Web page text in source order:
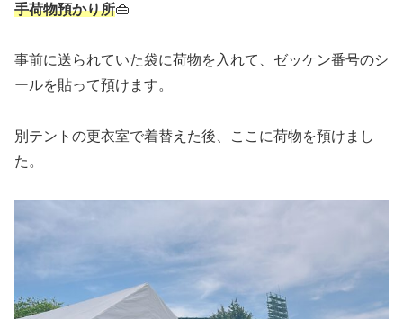
手荷物預かり所👜
事前に送られていた袋に荷物を入れて、ゼッケン番号のシ
ールを貼って預けます。
別テントの更衣室で着替えた後、ここに荷物を預けまし
た。